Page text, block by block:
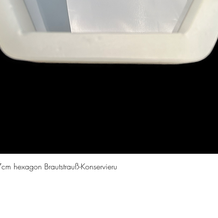
Schnellansicht
hexagon Brautstrauß-Konservieru